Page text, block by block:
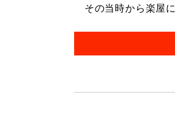
その当時から楽屋